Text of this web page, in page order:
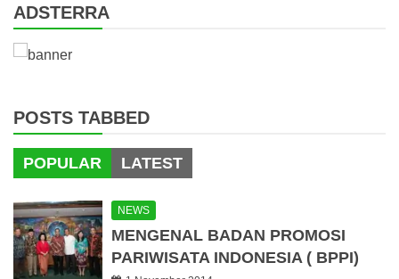
ADSTERRA
POSTS TABBED
POPULAR LATEST
NEWS
MENGENAL BADAN PROMOSI
PARIWISATA INDONESIA ( BPPI)